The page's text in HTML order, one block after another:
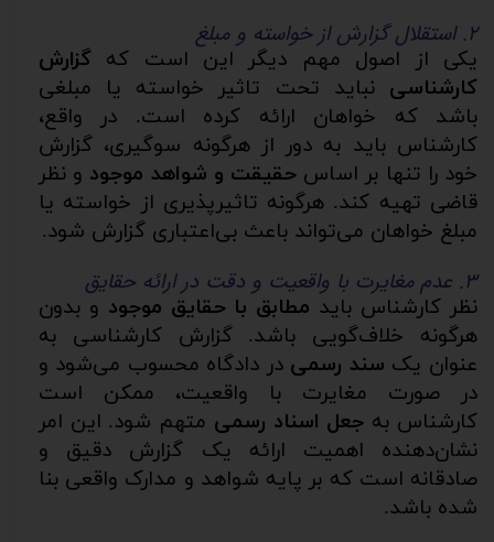
۲. استقلال گزارش از خواسته و مبلغ
یکی از اصول مهم دیگر این است که گزارش
کارشناسی نباید تحت تاثیر خواسته یا مبلغی
باشد که خواهان ارائه کرده است. در واقع،
کارشناس باید به دور از هرگونه سوگیری، گزارش
خود را تنها بر اساس حقیقت و شواهد موجود و نظر
قاضی تهیه کند. هرگونه تاثیرپذیری از خواسته یا
مبلغ خواهان می‌تواند باعث بی‌اعتباری گزارش شود.
۳. عدم مغایرت با واقعیت و دقت در ارائه حقایق
نظر کارشناس باید مطابق با حقایق موجود و بدون
هرگونه خلاف‌گویی باشد. گزارش کارشناسی به
عنوان یک سند رسمی در دادگاه محسوب می‌شود و
در صورت مغایرت با واقعیت، ممکن است
کارشناس به جعل اسناد رسمی متهم شود. این امر
نشان‌دهنده اهمیت ارائه یک گزارش دقیق و
صادقانه است که بر پایه شواهد و مدارک واقعی بنا
شده باشد.